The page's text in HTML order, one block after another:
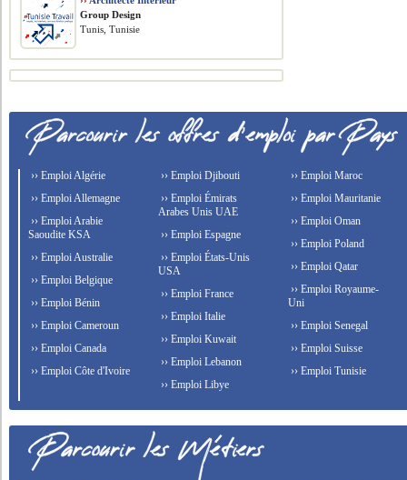
Group Design
Tunis, Tunisie
›› Emploi Algérie
›› Emploi Allemagne
›› Emploi Arabie
Saoudite KSA
›› Emploi Australie
›› Emploi Belgique
›› Emploi Bénin
›› Emploi Cameroun
›› Emploi Canada
›› Emploi Côte d'Ivoire
›› Emploi Djibouti
›› Emploi Émirats
Arabes Unis UAE
›› Emploi Espagne
›› Emploi États-Unis
USA
›› Emploi France
›› Emploi Italie
›› Emploi Kuwait
›› Emploi Lebanon
›› Emploi Libye
›› Emploi Maroc
›› Emploi Mauritanie
›› Emploi Oman
›› Emploi Poland
›› Emploi Qatar
›› Emploi Royaume-
Uni
›› Emploi Senegal
›› Emploi Suisse
›› Emploi Tunisie